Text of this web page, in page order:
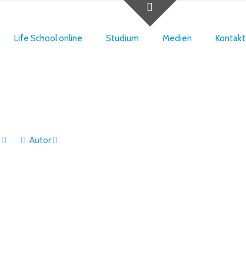
Life School online Studium Medien Kontakt
Autor